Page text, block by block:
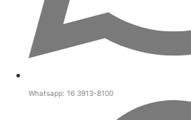
Whatsapp: 16 3913-8100